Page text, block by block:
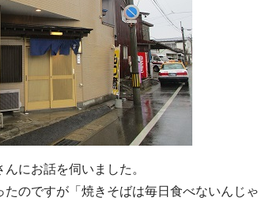
にお話を伺いました。
のですが「焼きそばは毎日食べないんじゃ